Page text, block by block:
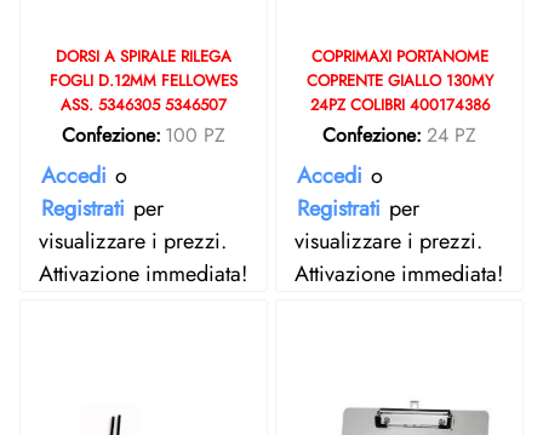
DORSI A SPIRALE RILEGA
FOGLI D.12MM FELLOWES
ASS. 5346305 5346507
Confezione: 100 PZ
Accedi o
Registrati per
visualizzare i prezzi.
Attivazione immediata!
COPRIMAXI PORTANOME
COPRENTE GIALLO 130MY
24PZ COLIBRI 400174386
Confezione: 24 PZ
Accedi o
Registrati per
visualizzare i prezzi.
Attivazione immediata!